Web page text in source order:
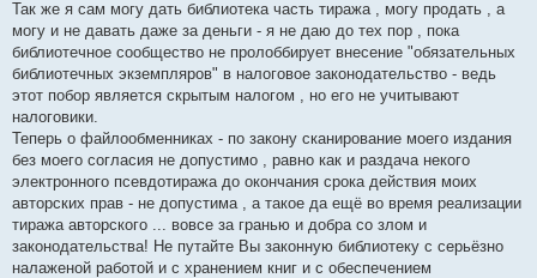
Так же я сам могу дать библиотека часть тиража , могу продать , а
могу и не давать даже за деньги - я не даю до тех пор , пока
библиотечное сообщество не пролоббирует внесение "обязательных
библиотечных экземпляров" в налоговое законодательство - ведь
этот побор является скрытым налогом , но его не учитывают
налоговики.
Теперь о файлообменниках - по закону сканирование моего издания
без моего согласия не допустимо , равно как и раздача некого
электронного псевдотиража до окончания срока действия моих
авторских прав - не допустима , а такое да ещё во время реализации
тиража авторского ... вовсе за гранью и добра со злом и
законодательства! Не путайте Вы законную библиотеку с серьёзно
налаженой работой и с хранением книг и с обеспечением